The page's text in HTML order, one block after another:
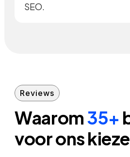
SEO.
Reviews
Waarom35+
voor ons